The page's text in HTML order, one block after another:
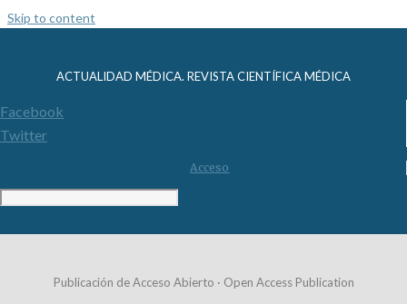
Skip to content
ACTUALIDAD MÉDICA. REVISTA CIENTÍFICA MÉDICA
Facebook
Twitter
Acceso
Publicación de Acceso Abierto · Open Access Publication